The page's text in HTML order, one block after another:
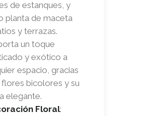
de estanques, y
planta de maceta
y terrazas.
un toque
y exótico a
espacio, gracias
flores bicolores y su
elegante.
Floral: